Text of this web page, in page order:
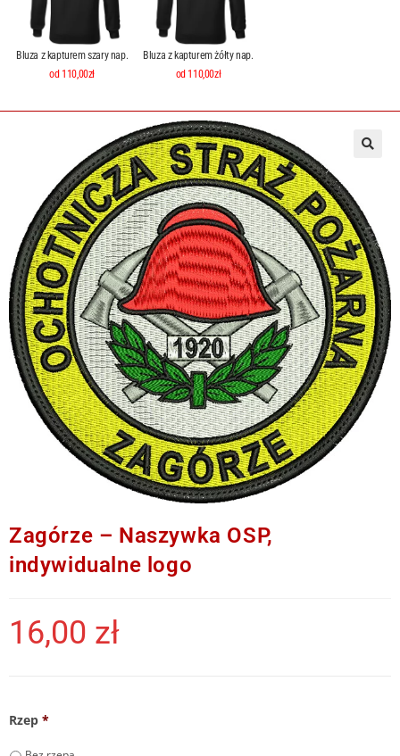
Bluza z kapturem szary nap.
od 110,00zł
Bluza z kapturem żółty nap.
od 110,00zł
Zagórze – Naszywka OSP,
indywidualne logo
16,00 zł
Rzep *